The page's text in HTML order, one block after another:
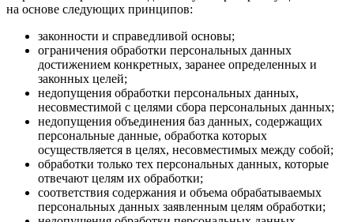
на основе следующих принципов:
законности и справедливой основы;
ограничения обработки персональных данных
достижением конкретных, заранее определенных и
законных целей;
недопущения обработки персональных данных,
несовместимой с целями сбора персональных данных;
недопущения объединения баз данных, содержащих
персональные данные, обработка которых
осуществляется в целях, несовместимых между собой;
обработки только тех персональных данных, которые
отвечают целям их обработки;
соответствия содержания и объема обрабатываемых
персональных данных заявленным целям обработки;